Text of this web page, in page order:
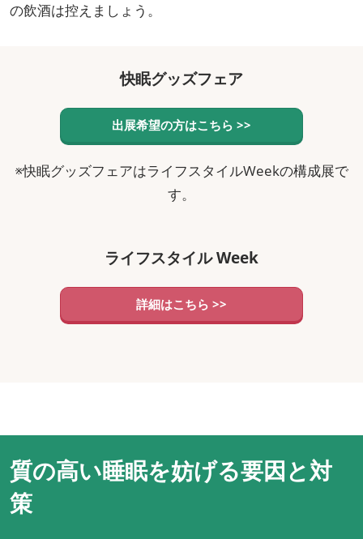
の飲酒は控えましょう。
快眠グッズフェア
出展希望の方はこちら >>
※快眠グッズフェアはライフスタイルWeekの構成展で
す。
ライフスタイル Week
詳細はこちら >>
質の高い睡眠を妨げる要因と対
策